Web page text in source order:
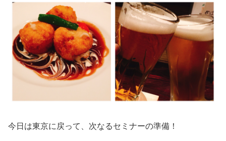
今日は東京に戻って、次なるセミナーの準備！